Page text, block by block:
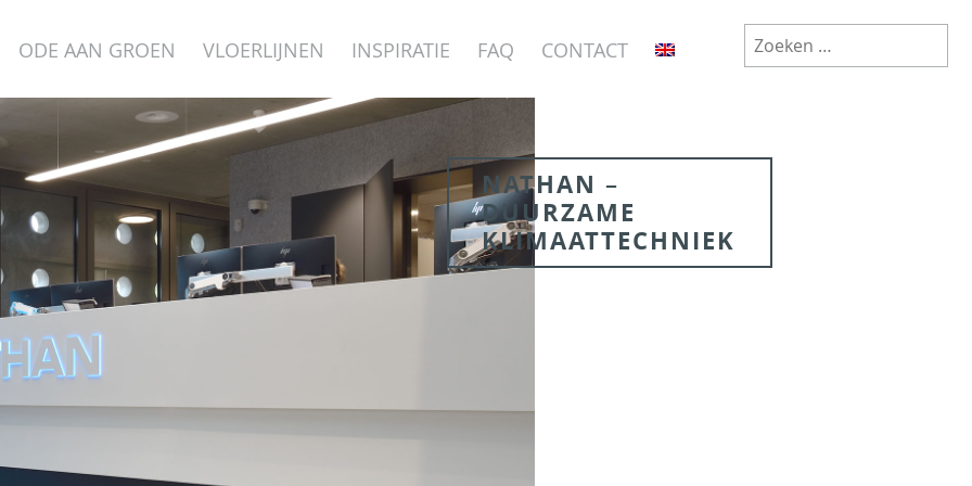
ODE AAN GROEN VLOERLIJNEN INSPIRATIE FAQ CONTACT
Zoeken
naar:
NATHAN –
DUURZAME
KLIMAATTECHNIEK